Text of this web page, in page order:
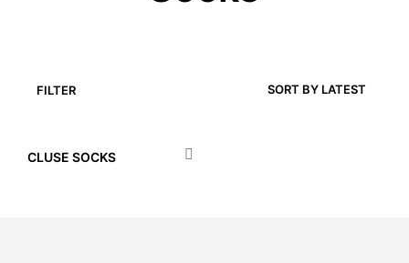
FILTER
CLUSE SOCKS